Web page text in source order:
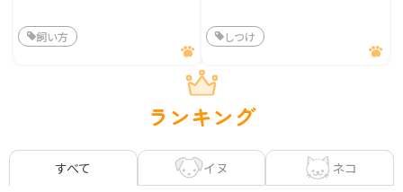
飼い方 しつけ
ランキング
すべて イヌ ネコ